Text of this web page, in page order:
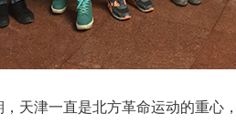
天津一直是北方革命运动的重